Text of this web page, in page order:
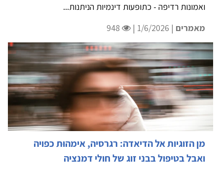
ואמונות רדיפה - כתופעות דינמיות הניתנות...
מאמרים | 1/6/2026 |
מן הזוגיות אל הדיאדה: רגרסיה, אימהוּת כפויה
ואבל בטיפול בבני זוג של חולי דמנציה